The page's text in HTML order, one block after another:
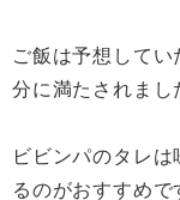
ご飯は予想して
分に満たされまし
ビビンパのタレ
るのがおすすめで